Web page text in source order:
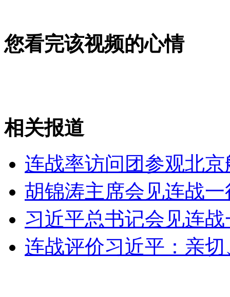
河南公路乱收费：罚款金额随口开
山西运城恶犬咬伤多人 警民合力深夜将其击毙
女孩北京地铁殴打老人 痛下狠手拳打脚踢
无痛分娩是否安全 医生回应
您看完该视频的心情
相关报道
连战率访问团参观北
胡锦涛主席会见连战一
习近平总书记会见连战
连战评价习近平：亲